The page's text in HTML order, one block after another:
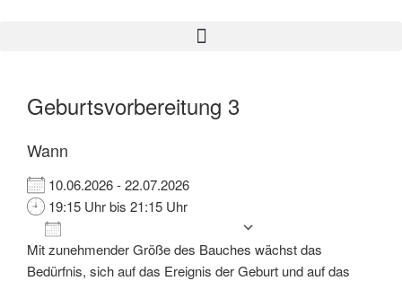
Geburtsvorbereitung 3
Wann
10.06.2026 - 22.07.2026
19:15 Uhr bis 21:15 Uhr
ICS herunterladen
Google Kalender
iCalendarOffice 365Outlook Live
Mit zunehmender Größe des Bauches wächst das
Bedürfnis, sich auf das Ereignis der Geburt und auf das